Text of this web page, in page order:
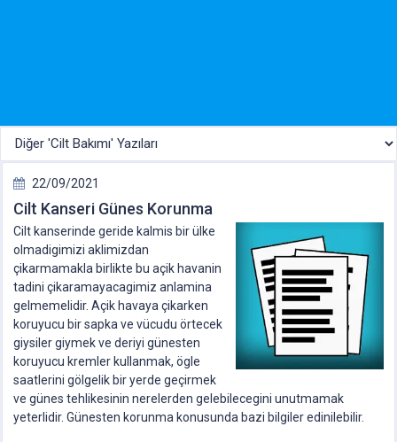
22/09/2021
Cilt Kanseri Günes Korunma
Cilt kanserinde geride kalmis bir ülke
olmadigimizi aklimizdan
çikarmamakla birlikte bu açik havanin
tadini çikaramayacagimiz anlamina
gelmemelidir. Açik havaya çikarken
koruyucu bir sapka ve vücudu örtecek
giysiler giymek ve deriyi günesten
koruyucu kremler kullanmak, ögle
saatlerini gölgelik bir yerde geçirmek
ve günes tehlikesinin nerelerden gelebilecegini unutmamak
yeterlidir. Günesten korunma konusunda bazi bilgiler edinilebilir.